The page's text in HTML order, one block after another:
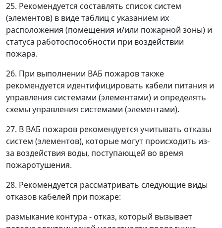
25. Рекомендуется составлять список систем
(элементов) в виде таблиц с указанием их
расположения (помещения и/или пожарной зоны) и
статуса работоспособности при воздействии
пожара.
26. При выполнении ВАБ пожаров также
рекомендуется идентифицировать кабели питания и
управления системами (элементами) и определять
схемы управления системами (элементами).
27. В ВАБ пожаров рекомендуется учитывать отказы
систем (элементов), которые могут происходить из-
за воздействия воды, поступающей во время
пожаротушения.
28. Рекомендуется рассматривать следующие виды
отказов кабелей при пожаре:
размыкание контура - отказ, который вызывает